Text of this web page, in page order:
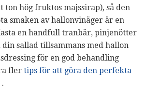
hög fruktos majssirap), så den
smaken av hallonvinäger är en
en handfull tranbär, pinjenötter
sallad tillsammans med hallon
för en god behandling
fler tips för att göra den perfekta
.